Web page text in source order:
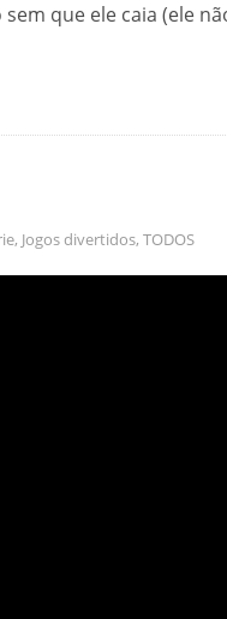
que ele caia (ele
, Jogos divertidos, TODOS